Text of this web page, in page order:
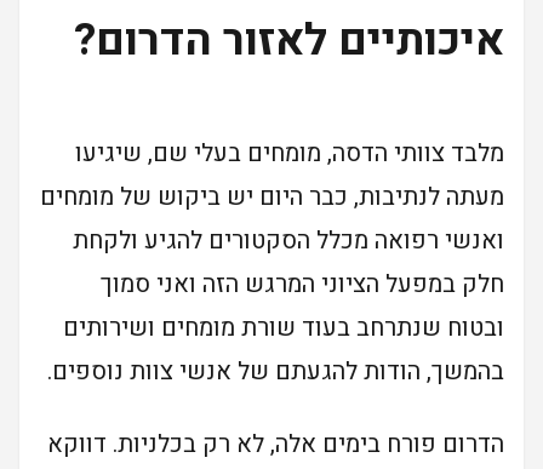
איכותיים לאזור הדרום?
מלבד צוותי הדסה, מומחים בעלי שם, שיגיעו
מעתה לנתיבות, כבר היום יש ביקוש של מומחים
ואנשי רפואה מכלל הסקטורים להגיע ולקחת
חלק במפעל הציוני המרגש הזה ואני סמוך
ובטוח שנתרחב בעוד שורת מומחים ושירותים
בהמשך, הודות להגעתם של אנשי צוות נוספים.
הדרום פורח בימים אלה, לא רק בכלניות. דווקא